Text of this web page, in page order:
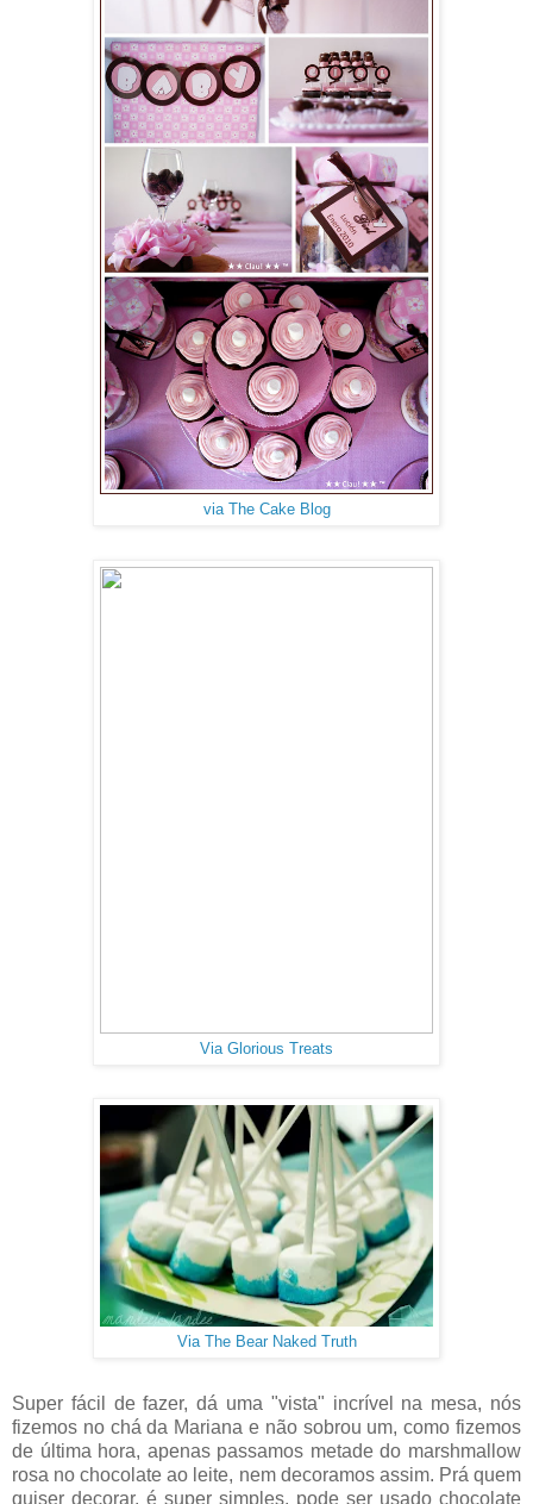
via The Cake Blog
Via Glorious Treats
Via The Bear Naked Truth
Super fácil de fazer, dá uma "vista" incrível na mesa, nós
fizemos no chá da Mariana e não sobrou um, como fizemos
de última hora, apenas passamos metade do marshmallow
rosa no chocolate ao leite, nem decoramos assim. Prá quem
quiser decorar, é super simples, pode ser usado chocolate